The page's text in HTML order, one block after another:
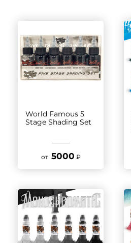
World Famous 5
Stage Shading Set
от 5000 ₽